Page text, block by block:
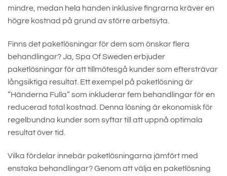
mindre, medan hela handen inklusive fingrarna kräver en
högre kostnad på grund av större arbetsyta.
Finns det paketlösningar för dem som önskar flera
behandlingar? Ja, Spa Of Sweden erbjuder
paketlösningar för att tillmötesgå kunder som eftersträvar
långsiktiga resultat. Ett exempel på paketlösning är
”Händerna Fulla” som inkluderar fem behandlingar för en
reducerad total kostnad. Denna lösning är ekonomisk för
regelbundna kunder som syftar till att uppnå optimala
resultat över tid.
Vilka fördelar innebär paketlösningarna jämfört med
enstaka behandlingar? Genom att välja en paketlösning